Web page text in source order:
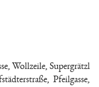
Wollzeile, Supergrätzl
Pfeilgasse,